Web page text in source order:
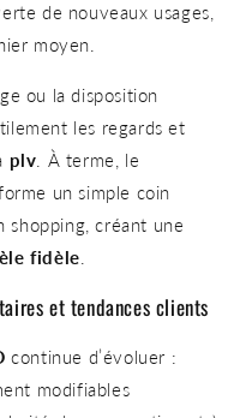
de nouveaux usages,
moyen.
ou la disposition
les regards et
plv . À terme, le
un simple coin
shopping, créant une
fidèle
et tendances clients
continue d’évoluer :
modifiables